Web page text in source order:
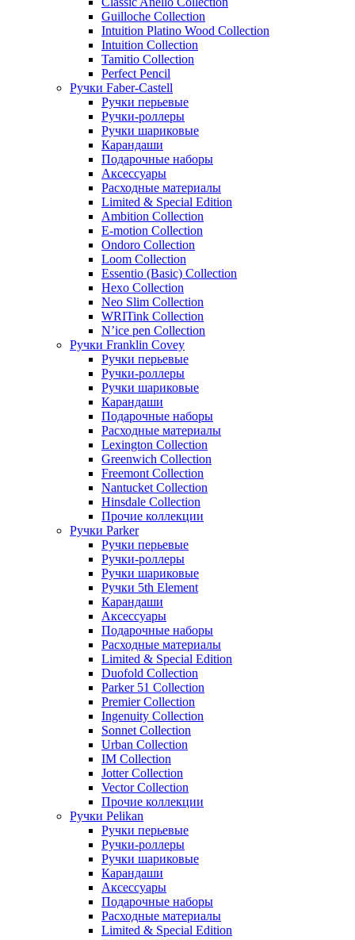
Guilloche Collection
Intuition Platino Wood Collection
Intuition Collection
Tamitio Collection
Perfect Pencil
Ручки Faber-Castell
Ручки перьевые
Ручки-роллеры
Ручки шариковые
Карандаши
Подарочные наборы
Аксессуары
Расходные материалы
Limited & Special Edition
Ambition Collection
E-motion Collection
Ondoro Collection
Loom Collection
Essentio (Basic) Collection
Hexo Collection
Neo Slim Collection
WRITink Collection
N’ice pen Collection
Ручки Franklin Covey
Ручки перьевые
Ручки-роллеры
Ручки шариковые
Карандаши
Подарочные наборы
Расходные материалы
Lexington Collection
Greenwich Collection
Freemont Collection
Nantucket Collection
Hinsdale Collection
Прочие коллекции
Ручки Parker
Ручки перьевые
Ручки-роллеры
Ручки шариковые
Ручки 5th Element
Карандаши
Аксессуары
Подарочные наборы
Расходные материалы
Limited & Special Edition
Duofold Collection
Parker 51 Collection
Premier Collection
Ingenuity Collection
Sonnet Collection
Urban Collection
IM Collection
Jotter Collection
Vector Collection
Прочие коллекции
Ручки Pelikan
Ручки перьевые
Ручки-роллеры
Ручки шариковые
Карандаши
Аксессуары
Подарочные наборы
Расходные материалы
Limited & Special Edition